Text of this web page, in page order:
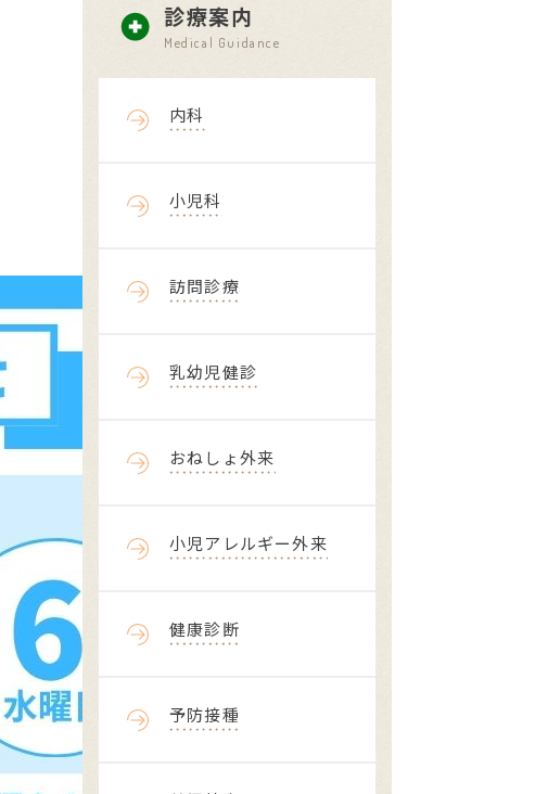
診療案内
Medical Guidance
内科
小児科
訪問診療
乳幼児健診
おねしょ外来
小児アレルギー外来
健康診断
予防接種